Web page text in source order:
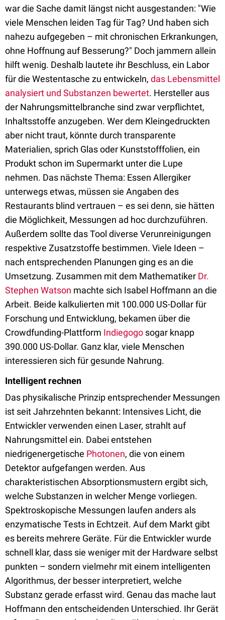
war die Sache damit längst nicht ausgestanden: "Wie
viele Menschen leiden Tag für Tag? Und haben sich
nahezu aufgegeben – mit chronischen Erkrankungen,
ohne Hoffnung auf Besserung?" Doch jammern allein
hilft wenig. Deshalb lautete ihr Beschluss, ein Labor
für die Westentasche zu entwickeln, das Lebensmittel
analysiert und Substanzen bewertet. Hersteller aus
der Nahrungsmittelbranche sind zwar verpflichtet,
Inhaltsstoffe anzugeben. Wer dem Kleingedruckten
aber nicht traut, könnte durch transparente
Materialien, sprich Glas oder Kunststofffolien, ein
Produkt schon im Supermarkt unter die Lupe
nehmen. Das nächste Thema: Essen Allergiker
unterwegs etwas, müssen sie Angaben des
Restaurants blind vertrauen – es sei denn, sie hätten
die Möglichkeit, Messungen ad hoc durchzuführen.
Außerdem sollte das Tool diverse Verunreinigungen
respektive Zusatzstoffe bestimmen. Viele Ideen –
nach entsprechenden Planungen ging es an die
Umsetzung. Zusammen mit dem Mathematiker Dr.
Stephen Watson machte sich Isabel Hoffmann an die
Arbeit. Beide kalkulierten mit 100.000 US-Dollar für
Forschung und Entwicklung, bekamen über die
Crowdfunding-Plattform Indiegogo sogar knapp
390.000 US-Dollar. Ganz klar, viele Menschen
interessieren sich für gesunde Nahrung.
Intelligent rechnen
Das physikalische Prinzip entsprechender Messungen
ist seit Jahrzehnten bekannt: Intensives Licht, die
Entwickler verwenden einen Laser, strahlt auf
Nahrungsmittel ein. Dabei entstehen
niedrigenergetische Photonen, die von einem
Detektor aufgefangen werden. Aus
charakteristischen Absorptionsmustern ergibt sich,
welche Substanzen in welcher Menge vorliegen.
Spektroskopische Messungen laufen anders als
enzymatische Tests in Echtzeit. Auf dem Markt gibt
es bereits mehrere Geräte. Für die Entwickler wurde
schnell klar, dass sie weniger mit der Hardware selbst
punkten – sondern vielmehr mit einem intelligenten
Algorithmus, der besser interpretiert, welche
Substanz gerade erfasst wird. Genau das mache laut
Hoffmann den entscheidenden Unterschied. Ihr Gerät